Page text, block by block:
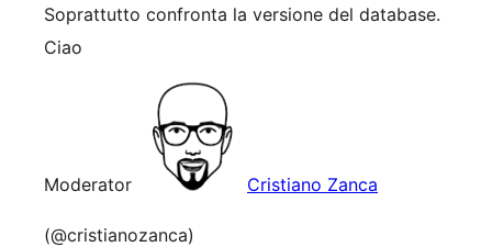
Soprattutto confronta la versione del database.
Ciao
Moderator Cristiano Zanca
(@cristianozanca)